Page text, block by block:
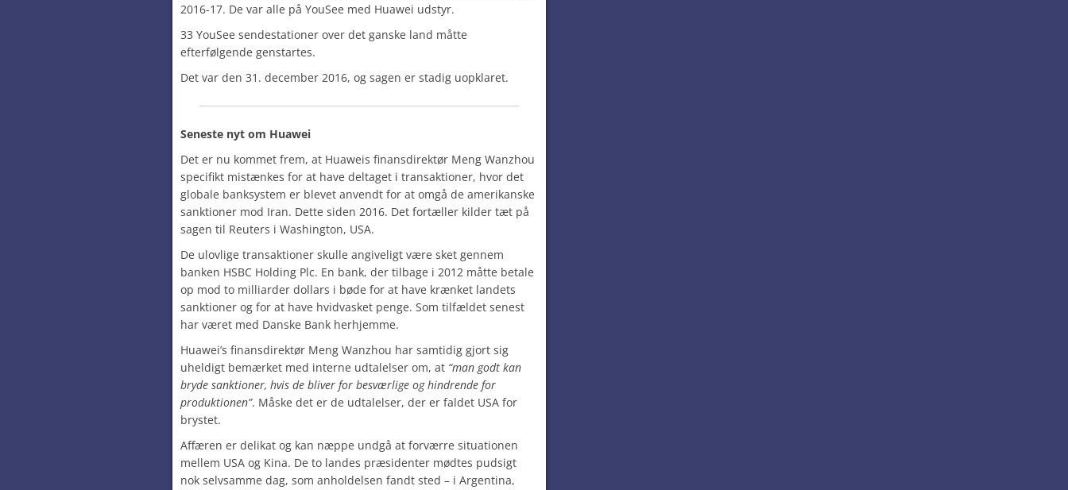
2016-17. De var alle på YouSee med Huawei udstyr.
33 YouSee sendestationer over det ganske land måtte
efterfølgende genstartes.
Det var den 31. december 2016, og sagen er stadig uopklaret.
Seneste nyt om Huawei
Det er nu kommet frem, at Huaweis finansdirektør Meng Wanzhou
specifikt mistænkes for at have deltaget i transaktioner, hvor det
globale banksystem er blevet anvendt for at omgå de amerikanske
sanktioner mod Iran. Dette siden 2016. Det fortæller kilder tæt på
sagen til Reuters i Washington, USA.
De ulovlige transaktioner skulle angiveligt være sket gennem
banken HSBC Holding Plc. En bank, der tilbage i 2012 måtte betale
op mod to milliarder dollars i bøde for at have krænket landets
sanktioner og for at have hvidvasket penge. Som tilfældet senest
har været med Danske Bank herhjemme.
Huawei’s finansdirektør Meng Wanzhou har samtidig gjort sig
uheldigt bemærket med interne udtalelser om, at “man godt kan
bryde sanktioner, hvis de bliver for besværlige og hindrende for
produktionen”. Måske det er de udtalelser, der er faldet USA for
brystet.
Affæren er delikat og kan næppe undgå at forværre situationen
mellem USA og Kina. De to landes præsidenter mødtes pudsigt
nok selvsamme dag, som anholdelsen fandt sted – i Argentina,